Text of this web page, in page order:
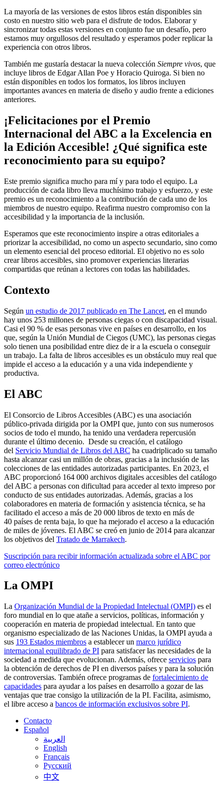
La mayoría de las versiones de estos libros están disponibles sin
costo en nuestro sitio web para el disfrute de todos. Elaborar y
sincronizar todas estas versiones en conjunto fue un desafío, pero
estamos muy orgullosos del resultado y esperamos poder replicar la
experiencia con otros libros.
También me gustaría destacar la nueva colección Siempre vivos, que
incluye libros de Edgar Allan Poe y Horacio Quiroga. Si bien no
están disponibles en todos los formatos, los libros incluyen
importantes avances en materia de diseño y audio frente a ediciones
anteriores.
¡Felicitaciones por el Premio
Internacional del ABC a la Excelencia en
la Edición Accesible! ¿Qué significa este
reconocimiento para su equipo?
Este premio significa mucho para mí y para todo el equipo. La
producción de cada libro lleva muchísimo trabajo y esfuerzo, y este
premio es un reconocimiento a la contribución de cada uno de los
miembros de nuestro equipo. Reafirma nuestro compromiso con la
accesibilidad y la importancia de la inclusión.
Esperamos que este reconocimiento inspire a otras editoriales a
priorizar la accesibilidad, no como un aspecto secundario, sino como
un elemento esencial del proceso editorial. El objetivo no es solo
crear libros accesibles, sino promover experiencias literarias
compartidas que reúnan a lectores con todas las habilidades.
Contexto
Según un estudio de 2017 publicado en The Lancet, en el mundo
hay unos 253 millones de personas ciegas o con discapacidad visual.
Casi el 90 % de esas personas vive en países en desarrollo, en los
que, según la Unión Mundial de Ciegos (UMC), las personas ciegas
solo tienen una posibilidad entre diez de ir a la escuela o conseguir
un trabajo. La falta de libros accesibles es un obstáculo muy real que
impide el acceso a la educación y a una vida independiente y
productiva.
El ABC
El Consorcio de Libros Accesibles (ABC) es una asociación
público-privada dirigida por la OMPI que, junto con sus numerosos
socios de todo el mundo, ha tenido una verdadera repercusión
durante el último decenio. Desde su creación, el catálogo
del Servicio Mundial de Libros del ABC ha cuadriplicado su tamaño
hasta alcanzar casi un millón de obras, gracias a la inclusión de las
colecciones de las entidades autorizadas participantes. En 2023, el
ABC proporcionó 164 000 archivos digitales accesibles del catálogo
del ABC a personas con dificultad para acceder al texto impreso por
conducto de sus entidades autorizadas. Además, gracias a los
colaboradores en materia de formación y asistencia técnica, se ha
facilitado el acceso a más de 20 000 libros de texto en más de
40 países de renta baja, lo que ha mejorado el acceso a la educación
de miles de jóvenes. El ABC se creó en junio de 2014 para alcanzar
los objetivos del Tratado de Marrakech.
Suscripción para recibir información actualizada sobre el ABC por
correo electrónico
La OMPI
La Organización Mundial de la Propiedad Intelectual (OMPI) es el
foro mundial en lo que atañe a servicios, políticas, información y
cooperación en materia de propiedad intelectual. En tanto que
organismo especializado de las Naciones Unidas, la OMPI ayuda a
sus 193 Estados miembros a establecer un marco jurídico
internacional equilibrado de PI para satisfacer las necesidades de la
sociedad a medida que evolucionan. Además, ofrece servicios para
la obtención de derechos de PI en diversos países y para la solución
de controversias. También ofrece programas de fortalecimiento de
capacidades para ayudar a los países en desarrollo a gozar de las
ventajas que trae consigo la utilización de la PI. Facilita, asimismo,
el libre acceso a bancos de información exclusivos sobre PI.
Contacto
Español
العربية
English
Français
Русский
中文